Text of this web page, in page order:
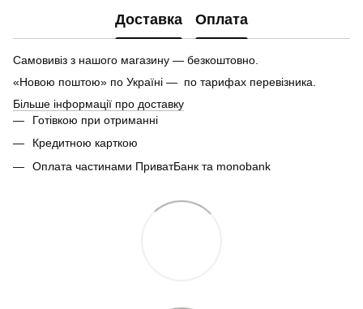
Доставка Оплата
Самовивіз з нашого магазину — безкоштовно.
«Новою поштою» по Україні — по тарифах перевізника.
Більше інформації про доставку
Готівкою при отриманні
Кредитною карткою
Оплата частинами ПриватБанк та monobank